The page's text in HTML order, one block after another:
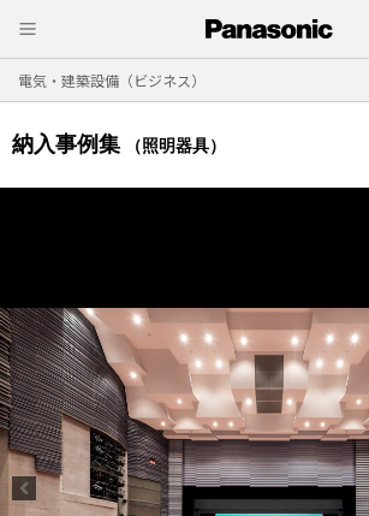
電気・建築設備（ビジネス）
納入事例集 （照明器具）